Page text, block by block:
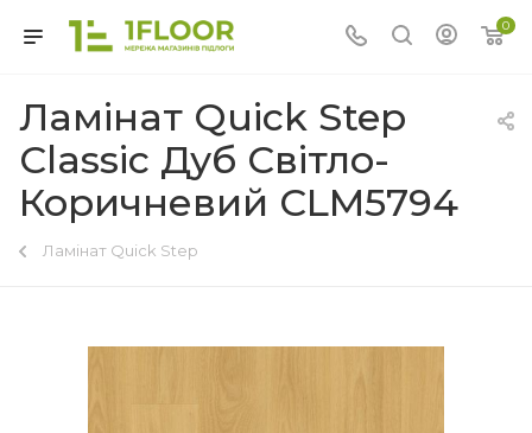
0
Ламінат Quick Step
Classic Дуб Світло-
Коричневий CLM5794
Ламінат Quick Step